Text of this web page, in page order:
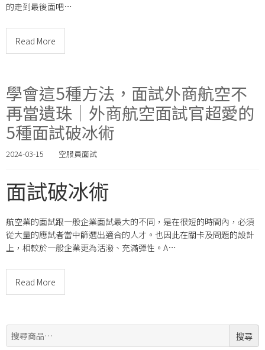
的走到最後面吧…
Read More
學會這5種方法，面試外商航空不
再當遺珠｜外商航空面試官超愛的
5種面試破冰術
2024-03-15 空服員面試
面試破冰術
航空業的面試跟一般企業面試最大的不同，是在很短的時間內，必須
從大量的應試者當中篩選出適合的人才。也因此在關卡及問題的設計
上，相較於一般企業更為活潑、充滿彈性。A…
Read More
搜
尋:
搜尋